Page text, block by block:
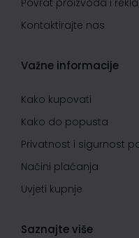
Povrat proizvoda i
Kontaktirajte nas
Važne informacije
Kako kupovati
Kako do popusta
Privatnost i sigurnost
Načini plaćanja
Uvjeti kupnje
Saznajte više